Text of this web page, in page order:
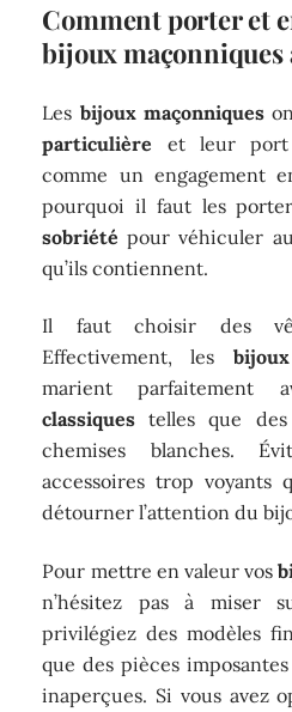
Comment porter et
bijoux maçonniques
Les bijoux maçonniques
particulière et leur
comme un engagement
pourquoi il faut les
sobriété pour véhiculer
qu’ils contiennent.
Il faut choisir des
Effectivement, les
marient parfaitement
classiques telles que
chemises blanches.
accessoires trop voyants
détourner l’attention du
Pour mettre en valeur vos
n’hésitez pas à miser
privilégiez des modèles
que des pièces
inaperçues. Si vous avez